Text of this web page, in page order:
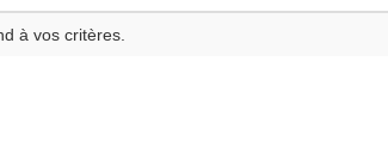
à vos critères.